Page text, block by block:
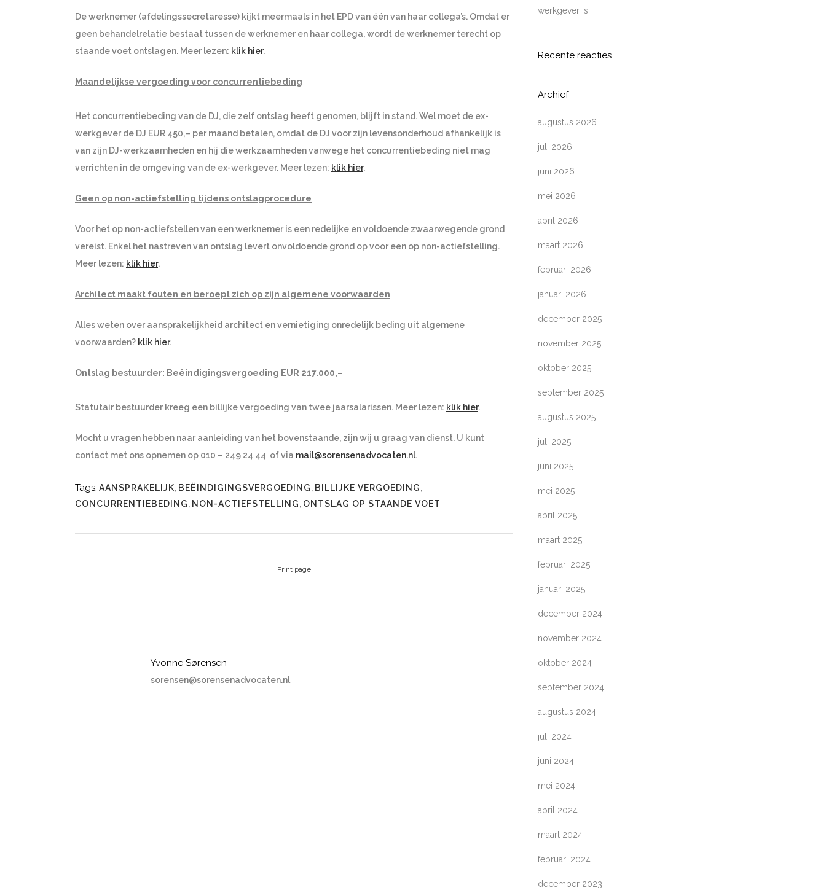
De werknemer (afdelingssecretaresse) kijkt meermaals in het EPD van één van haar collega’s. Omdat er
geen behandelrelatie bestaat tussen de werknemer en haar collega, wordt de werknemer terecht op
staande voet ontslagen. Meer lezen: klik hier.
Maandelijkse vergoeding voor concurrentiebeding
Het concurrentiebeding van de DJ, die zelf ontslag heeft genomen, blijft in stand. Wel moet de ex-
werkgever de DJ EUR 450,– per maand betalen, omdat de DJ voor zijn levensonderhoud afhankelijk is
van zijn DJ-werkzaamheden en hij die werkzaamheden vanwege het concurrentiebeding niet mag
verrichten in de omgeving van de ex-werkgever. Meer lezen: klik hier.
Geen op non-actiefstelling tijdens ontslagprocedure
Voor het op non-actiefstellen van een werknemer is een redelijke en voldoende zwaarwegende grond
vereist. Enkel het nastreven van ontslag levert onvoldoende grond op voor een op non-actiefstelling.
Meer lezen: klik hier.
Architect maakt fouten en beroept zich op zijn algemene voorwaarden
Alles weten over aansprakelijkheid architect en vernietiging onredelijk beding uit algemene
voorwaarden? klik hier.
Ontslag bestuurder: Beëindigingsvergoeding EUR 217.000,–
Statutair bestuurder kreeg een billijke vergoeding van twee jaarsalarissen. Meer lezen: klik hier.
Mocht u vragen hebben naar aanleiding van het bovenstaande, zijn wij u graag van dienst. U kunt
contact met ons opnemen op 010 – 249 24 44 of via mail@sorensenadvocaten.nl.
Tags: AANSPRAKELIJK, BEËINDIGINGSVERGOEDING, BILLIJKE VERGOEDING,
CONCURRENTIEBEDING, NON-ACTIEFSTELLING, ONTSLAG OP STAANDE VOET
Print page
Yvonne Sørensen
sorensen@sorensenadvocaten.nl
werkgever is
Recente reacties
Archief
augustus 2026
juli 2026
juni 2026
mei 2026
april 2026
maart 2026
februari 2026
januari 2026
december 2025
november 2025
oktober 2025
september 2025
augustus 2025
juli 2025
juni 2025
mei 2025
april 2025
maart 2025
februari 2025
januari 2025
december 2024
november 2024
oktober 2024
september 2024
augustus 2024
juli 2024
juni 2024
mei 2024
april 2024
maart 2024
februari 2024
december 2023